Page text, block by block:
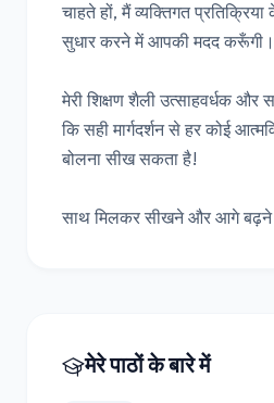
चाहते हों, मैं व्यक्तिगत
सुधार करने में आपकी मदद करूँगी।
मेरी शिक्षण शैली उत्साहवर्धक और
कि सही मार्गदर्शन से हर कोई
बोलना सीख सकता है!
साथ मिलकर सीखने और आगे
मेरे पाठों के बारे में